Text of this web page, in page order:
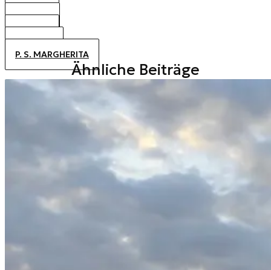
BIBIONE
CAORLE
JESOLO
ALTANEA
P. S. MARGHERITA
Ähnliche Beiträge